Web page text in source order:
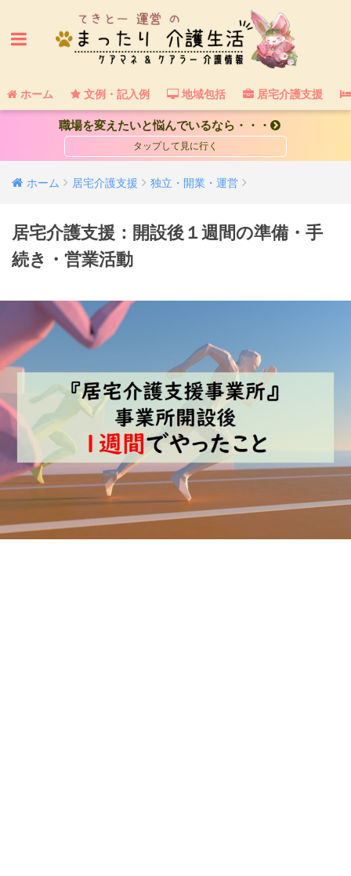
ホーム 文例・記入例 地域包括 居宅介護支援
職場を変えたいと悩んでいるなら・・・
ホーム 居宅介護支援 独立・開業・運営
居宅介護支援：開設後１週間の準備・手
続き・営業活動